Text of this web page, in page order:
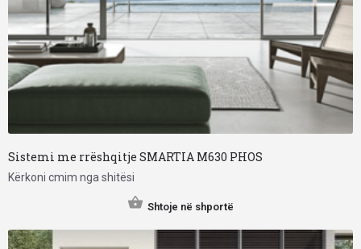
Sistemi me rrëshqitje SMARTIA M630 PHOS
Kërkoni cmim nga shitësi
Shtoje në shportë